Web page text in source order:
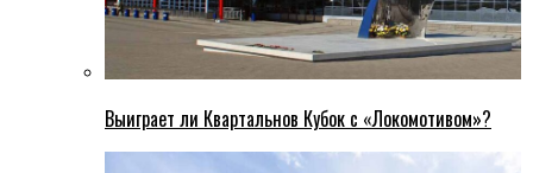
Выиграет ли Квартальнов Кубок с «Локомотивом»?